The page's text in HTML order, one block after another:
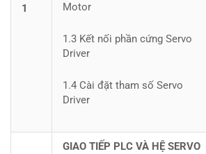
1
Motor
1.3 Kết nối phần cứng Servo
Driver
1.4 Cài đặt tham số Servo
Driver
GIAO TIẾP PLC VÀ HỆ SERVO